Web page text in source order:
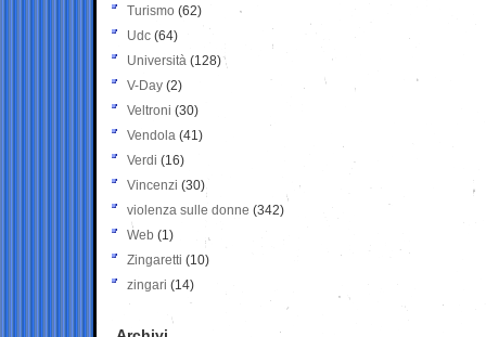
Turismo (62)
Udc (64)
Università (128)
V-Day (2)
Veltroni (30)
Vendola (41)
Verdi (16)
Vincenzi (30)
violenza sulle donne (342)
Web (1)
Zingaretti (10)
zingari (14)